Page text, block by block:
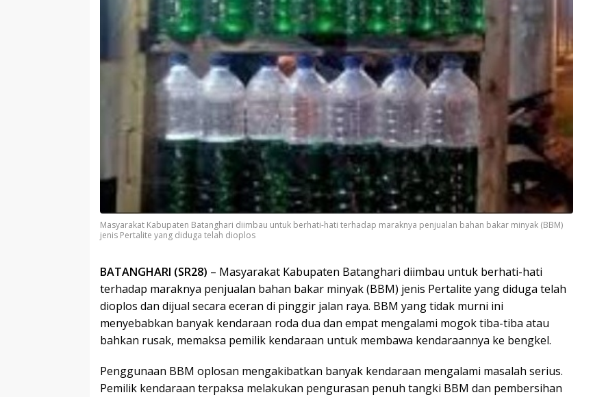
Masyarakat Kabupaten Batanghari diimbau untuk berhati-hati terhadap maraknya penjualan bahan bakar minyak (BBM)
jenis Pertalite yang diduga telah dioplos
BATANGHARI (SR28) – Masyarakat Kabupaten Batanghari diimbau untuk berhati-hati
terhadap maraknya penjualan bahan bakar minyak (BBM) jenis Pertalite yang diduga telah
dioplos dan dijual secara eceran di pinggir jalan raya. BBM yang tidak murni ini
menyebabkan banyak kendaraan roda dua dan empat mengalami mogok tiba-tiba atau
bahkan rusak, memaksa pemilik kendaraan untuk membawa kendaraannya ke bengkel.
Penggunaan BBM oplosan mengakibatkan banyak kendaraan mengalami masalah serius.
Pemilik kendaraan terpaksa melakukan pengurasan penuh tangki BBM dan pembersihan